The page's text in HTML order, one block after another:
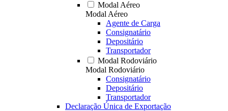
Modal Aéreo
Modal Aéreo
Agente de Carga
Consignatário
Depositário
Transportador
Modal Rodoviário
Modal Rodoviário
Consignatário
Depositário
Transportador
Declaração Única de Exportação